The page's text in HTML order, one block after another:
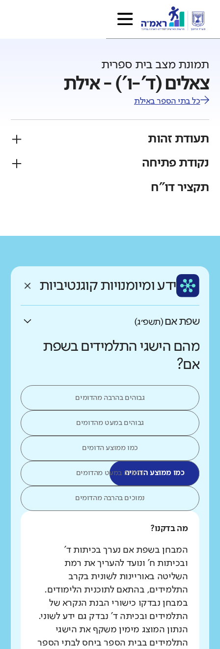
תמונת מצב בית ספרית
צאלים (ד'-ו') - אילת
כל בתי הספר באילת
תעודת זהות
פיקוח
נקודת פתיחה
רקע חברתי כלכלי
ממוצע תלמידים בכיתה
גבוה נמוך
תקציר דו"ח
ידע ומיומנויות קוגנטיביות
שפת אם(תשפ״ג)
מהם הישגי התלמידים בשפת
אם?
גבוהים בהרבה מהדומים
גבוהים במעט מהדומים
כמו ממוצע הדומים
כמו ממוצע הדומיםנמוכים במעט מהדומים
נמוכים בהרבה מהדומים
מה בדקנו?
המבחן בשפת אם נערך בכיתות ד'
ובכיתות ח' ונועד להעריך את רמת
השליטה באוריינות לשונית בקרב
התלמידים, בהתאם לתוכנית הלימודים.
במבחן נבדקו כישורי הבנת הנקרא של
התלמידים ובכיתה ד' נבדק גם ידע לשוני.
הנתון המוצג מימין משקף את הישגי
התלמידים בבית הספר ביחס לבתי הספר